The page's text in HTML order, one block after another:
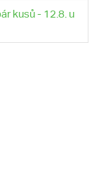
kusů - 12.8. u